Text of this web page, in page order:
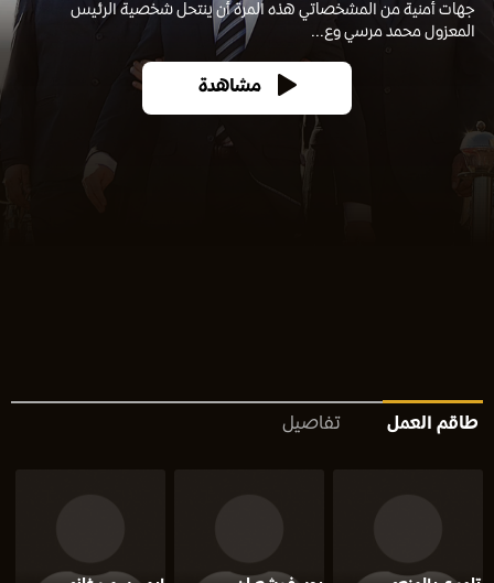
جهات أمنية من المشخصاتي هذه المرة أن ينتحل شخصية الرئيس
المعزول محمد مرسي وع...
مشاهدة
طاقم العمل تفاصيل